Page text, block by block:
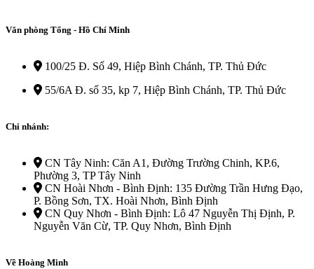
Văn phòng Tổng - Hồ Chí Minh
100/25 Đ. Số 49, Hiệp Bình Chánh, TP. Thủ Đức
55/6A Đ. số 35, kp 7, Hiệp Bình Chánh, TP. Thủ Đức
Chi nhánh:
CN Tây Ninh: Căn A1, Đường Trường Chinh, KP.6,
Phường 3, TP Tây Ninh
CN Hoài Nhơn - Bình Định: 135 Đường Trần Hưng Đạo,
P. Bồng Sơn, TX. Hoài Nhơn, Bình Định
CN Quy Nhơn - Bình Định: Lô 47 Nguyễn Thị Định, P.
Nguyễn Văn Cừ, TP. Quy Nhơn, Bình Định
Về Hoàng Minh